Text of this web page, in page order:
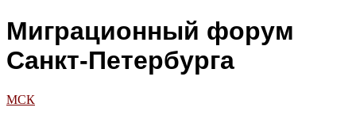
Миграционный форум
Санкт-Петербурга
МСК